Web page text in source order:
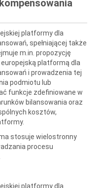
platformy dla
spełniającej także
m.in. propozycję
platformą dla
i prowadzenia tej
podmiotu lub
funkcje zdefiniowane w
bilansowania oraz
kosztów,
stosuje wielostronny
procesu
platformy dla